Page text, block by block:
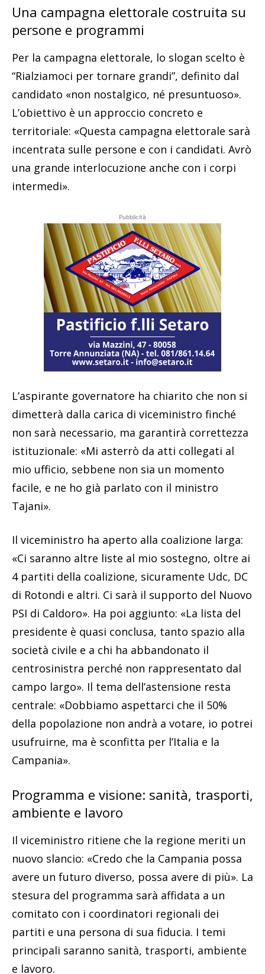
Una campagna elettorale costruita su
persone e programmi
Per la campagna elettorale, lo slogan scelto è
“Rialziamoci per tornare grandi”, definito dal
candidato «non nostalgico, né presuntuoso».
L’obiettivo è un approccio concreto e
territoriale: «Questa campagna elettorale sarà
incentrata sulle persone e con i candidati. Avrò
una grande interlocuzione anche con i corpi
intermedi».
Pubblicità
L’aspirante governatore ha chiarito che non si
dimetterà dalla carica di viceministro finché
non sarà necessario, ma garantirà correttezza
istituzionale: «Mi asterrò da atti collegati al
mio ufficio, sebbene non sia un momento
facile, e ne ho già parlato con il ministro
Tajani».
Il viceministro ha aperto alla coalizione larga:
«Ci saranno altre liste al mio sostegno, oltre ai
4 partiti della coalizione, sicuramente Udc, DC
di Rotondi e altri. Ci sarà il supporto del Nuovo
PSI di Caldoro». Ha poi aggiunto: «La lista del
presidente è quasi conclusa, tanto spazio alla
società civile e a chi ha abbandonato il
centrosinistra perché non rappresentato dal
campo largo». Il tema dell’astensione resta
centrale: «Dobbiamo aspettarci che il 50%
della popolazione non andrà a votare, io potrei
usufruirne, ma è sconfitta per l’Italia e la
Campania».
Programma e visione: sanità, trasporti,
ambiente e lavoro
Il viceministro ritiene che la regione meriti un
nuovo slancio: «Credo che la Campania possa
avere un futuro diverso, possa avere di più». La
stesura del programma sarà affidata a un
comitato con i coordinatori regionali dei
partiti e una persona di sua fiducia. I temi
principali saranno sanità, trasporti, ambiente
e lavoro.